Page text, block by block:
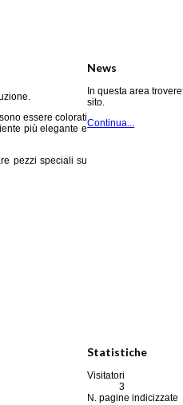
essere colorati
più elegante e
pezzi speciali su
News
In questa area
sito.
Continua...
Statistiche
Visitatori
3
N. pagine indicizzate